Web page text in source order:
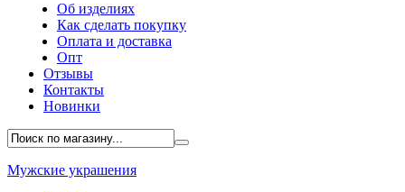
Об изделиях
Как сделать покупку
Оплата и доставка
Опт
Отзывы
Контакты
Новинки
Мужские украшения